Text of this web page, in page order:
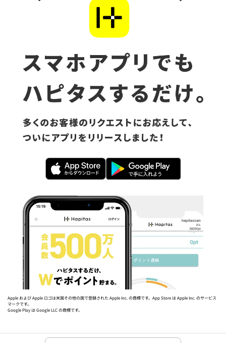
Apple および Apple ロゴは米国その他の国で登録された Apple Inc. の商標です。App Store は Apple Inc. のサービス
マークです。
Google Play は Google LLC の商標です。